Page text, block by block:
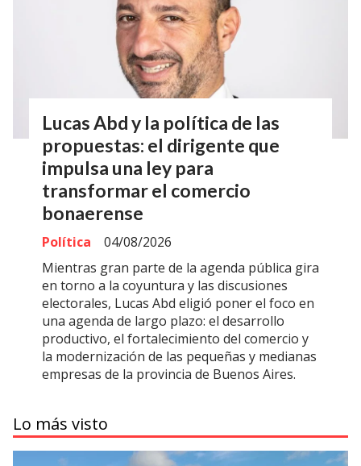
Lucas Abd y la política de las
propuestas: el dirigente que
impulsa una ley para
transformar el comercio
bonaerense
Política
04/08/2026
Mientras gran parte de la agenda pública gira
en torno a la coyuntura y las discusiones
electorales, Lucas Abd eligió poner el foco en
una agenda de largo plazo: el desarrollo
productivo, el fortalecimiento del comercio y
la modernización de las pequeñas y medianas
empresas de la provincia de Buenos Aires.
Lo más visto